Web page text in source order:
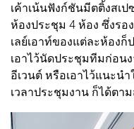
เค้าเน้นฟังก์ชันมีตติ้งสเ
ห้องประชุม 4 ห้อง ซึ่งรอ
เลย์เอาท์ของแต่ละห้องก็
เอาไว้นัดประชุมทีมก่อน
อีเวนต์ หรือเอาไว้แนะนำ
เวลาประชุมงาน ก็ได้ตา